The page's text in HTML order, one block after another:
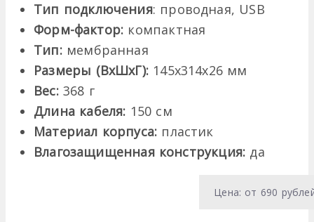
Тип подключения: проводная, USB
Форм-фактор: компактная
Тип:мембранная
Размеры (ВхШхГ): 145х314х26 мм
Вес: 368 г
Длина кабеля: 150 см
Материал корпуса: пластик
Влагозащищенная конструкция: да
Цена: от 690